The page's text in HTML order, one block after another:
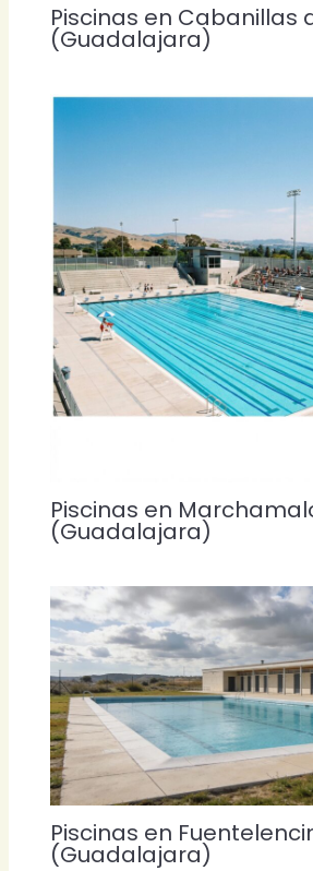
Piscinas en Cabanillas
(Guadalajara)
Piscinas en
(Guadalajara)
Piscinas en
(Guadalajara)